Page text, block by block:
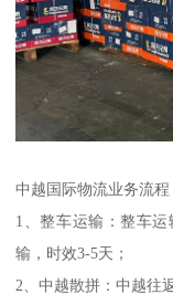
中越国际物流业务流程
1、整车运输：整车
输，时效3-5天；
2、中越散拼：中越往